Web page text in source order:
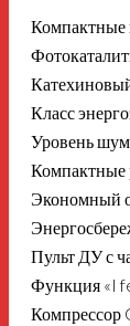
Компактные
Класс
Уровень
Компактные
Экономный
Пульт ДУ с
Функция «I
Компрессор